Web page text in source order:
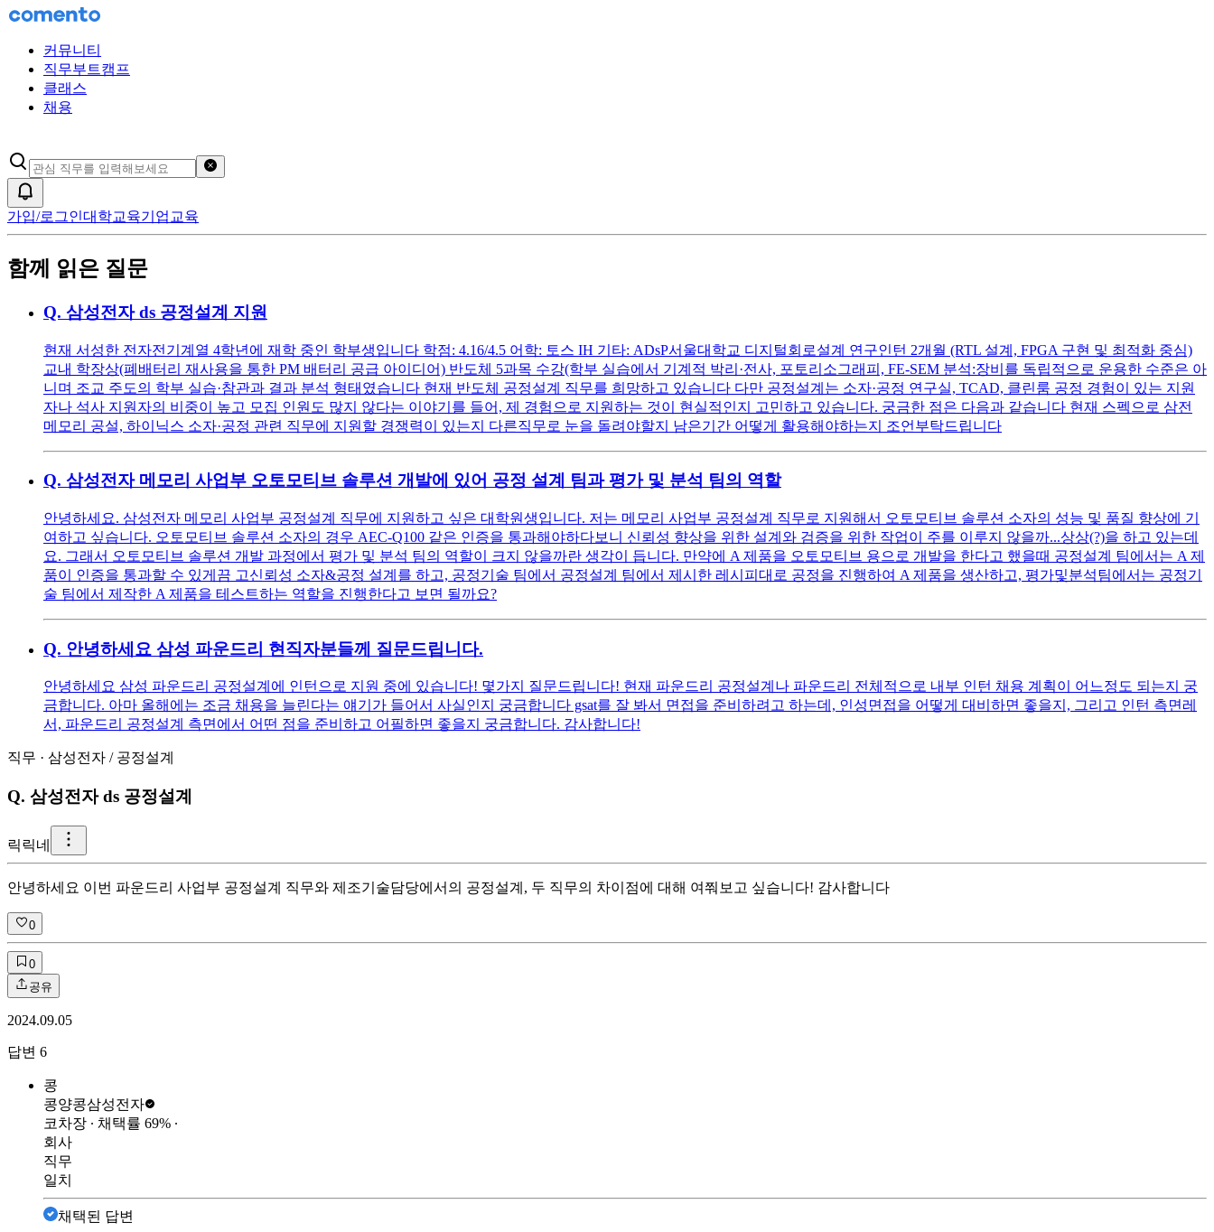
커뮤니티
직무부트캠프
클래스
채용
가입/로그인대학교육기업교육
함께 읽은 질문
Q. 삼성전자 ds 공정설계 지원
현재 서성한 전자전기계열 4학년에 재학 중인 학부생입니다 학점: 4.16/4.5 어학: 토스 IH 기타: ADsP서울대학교 디지털회로설계 연구인턴 2개월 (RTL 설계, FPGA 구현 및 최적화 중심)
교내 학장상(폐배터리 재사용을 통한 PM 배터리 공급 아이디어) 반도체 5과목 수강(학부 실습에서 기계적 박리·전사, 포토리소그래피, FE-SEM 분석:장비를 독립적으로 운용한 수준은 아
니며 조교 주도의 학부 실습·참관과 결과 분석 형태였습니다 현재 반도체 공정설계 직무를 희망하고 있습니다 다만 공정설계는 소자·공정 연구실, TCAD, 클린룸 공정 경험이 있는 지원
자나 석사 지원자의 비중이 높고 모집 인원도 많지 않다는 이야기를 들어, 제 경험으로 지원하는 것이 현실적인지 고민하고 있습니다. 궁금한 점은 다음과 같습니다 현재 스펙으로 삼전
메모리 공설, 하이닉스 소자·공정 관련 직무에 지원할 경쟁력이 있는지 다른직무로 눈을 돌려야할지 남은기간 어떻게 활용해야하는지 조언부탁드립니다
Q. 삼성전자 메모리 사업부 오토모티브 솔루션 개발에 있어 공정 설계 팀과 평가 및 분석 팀의 역할
안녕하세요. 삼성전자 메모리 사업부 공정설계 직무에 지원하고 싶은 대학원생입니다. 저는 메모리 사업부 공정설계 직무로 지원해서 오토모티브 솔루션 소자의 성능 및 품질 향상에 기
여하고 싶습니다. 오토모티브 솔루션 소자의 경우 AEC-Q100 같은 인증을 통과해야하다보니 신뢰성 향상을 위한 설계와 검증을 위한 작업이 주를 이루지 않을까...상상(?)을 하고 있는데
요. 그래서 오토모티브 솔루션 개발 과정에서 평가 및 분석 팀의 역할이 크지 않을까란 생각이 듭니다. 만약에 A 제품을 오토모티브 용으로 개발을 한다고 했을때 공정설계 팀에서는 A 제
품이 인증을 통과할 수 있게끔 고신뢰성 소자&공정 설계를 하고, 공정기술 팀에서 공정설계 팀에서 제시한 레시피대로 공정을 진행하여 A 제품을 생산하고, 평가및분석팀에서는 공정기
술 팀에서 제작한 A 제품을 테스트하는 역할을 진행한다고 보면 될까요?
Q. 안녕하세요 삼성 파운드리 현직자분들께 질문드립니다.
안녕하세요 삼성 파운드리 공정설계에 인턴으로 지원 중에 있습니다! 몇가지 질문드립니다! 현재 파운드리 공정설계나 파운드리 전체적으로 내부 인턴 채용 계획이 어느정도 되는지 궁
금합니다. 아마 올해에는 조금 채용을 늘린다는 얘기가 들어서 사실인지 궁금합니다 gsat를 잘 봐서 면접을 준비하려고 하는데, 인성면접을 어떻게 대비하면 좋을지, 그리고 인턴 측면레
서, 파운드리 공정설계 측면에서 어떤 점을 준비하고 어필하면 좋을지 궁금합니다. 감사합니다!
직무 · 삼성전자 / 공정설계
Q. 삼성전자 ds 공정설계
릭릭네
안녕하세요 이번 파운드리 사업부 공정설계 직무와 제조기술담당에서의 공정설계, 두 직무의 차이점에 대해 여쭤보고 싶습니다! 감사합니다
0
0
공유
2024.09.05
답변 6
콩
콩양콩삼성전자
코차장 ∙ 채택률 69% ∙
회사
직무
일치
채택된 답변